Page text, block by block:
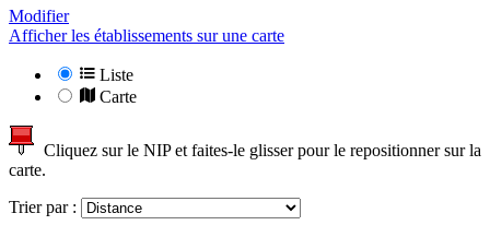
Modifier
Afficher les établissements sur une carte
Liste
Carte
Cliquez sur le NIP et faites-le glisser pour le repositionner sur la
carte.
Trier par :